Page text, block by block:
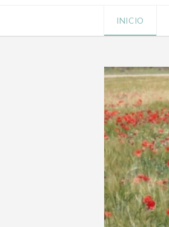
INICIO